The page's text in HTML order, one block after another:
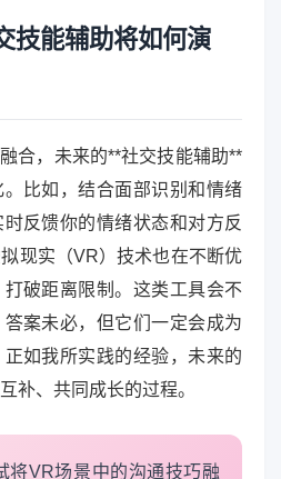
技能辅助将如何演
合，未来的**社交技能辅助**
比如，结合面部识别和情绪
反馈你的情绪状态和对方反
现实（VR）技术也在不断优
破距离限制。这类工具会不
案未必，但它们一定会成为
如我所实践的经验，未来的
补、共同成长的过程。
将VR场景中的沟通技巧融